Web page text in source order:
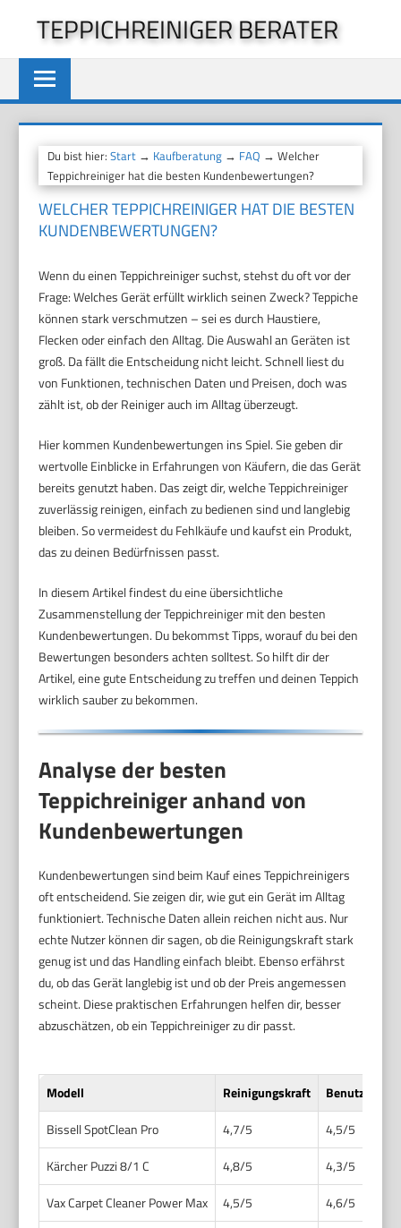
springen
TEPPICHREINIGER BERATER
Du bist hier:Start → Kaufberatung → FAQ → Welcher
Teppichreiniger hat die besten Kundenbewertungen?
WELCHER TEPPICHREINIGER HAT DIE BESTEN
KUNDENBEWERTUNGEN?
Wenn du einen Teppichreiniger suchst, stehst du oft vor der
Frage: Welches Gerät erfüllt wirklich seinen Zweck? Teppiche
können stark verschmutzen – sei es durch Haustiere,
Flecken oder einfach den Alltag. Die Auswahl an Geräten ist
groß. Da fällt die Entscheidung nicht leicht. Schnell liest du
von Funktionen, technischen Daten und Preisen, doch was
zählt ist, ob der Reiniger auch im Alltag überzeugt.
Hier kommen Kundenbewertungen ins Spiel. Sie geben dir
wertvolle Einblicke in Erfahrungen von Käufern, die das Gerät
bereits genutzt haben. Das zeigt dir, welche Teppichreiniger
zuverlässig reinigen, einfach zu bedienen sind und langlebig
bleiben. So vermeidest du Fehlkäufe und kaufst ein Produkt,
das zu deinen Bedürfnissen passt.
In diesem Artikel findest du eine übersichtliche
Zusammenstellung der Teppichreiniger mit den besten
Kundenbewertungen. Du bekommst Tipps, worauf du bei den
Bewertungen besonders achten solltest. So hilft dir der
Artikel, eine gute Entscheidung zu treffen und deinen Teppich
wirklich sauber zu bekommen.
Analyse der besten
Teppichreiniger anhand von
Kundenbewertungen
Kundenbewertungen sind beim Kauf eines Teppichreinigers
oft entscheidend. Sie zeigen dir, wie gut ein Gerät im Alltag
funktioniert. Technische Daten allein reichen nicht aus. Nur
echte Nutzer können dir sagen, ob die Reinigungskraft stark
genug ist und das Handling einfach bleibt. Ebenso erfährst
du, ob das Gerät langlebig ist und ob der Preis angemessen
scheint. Diese praktischen Erfahrungen helfen dir, besser
abzuschätzen, ob ein Teppichreiniger zu dir passt.
Modell Reinigungskraft
Bissell SpotClean Pro
4,7/5
4,5/5
Kärcher Puzzi 8/1 C
4,8/5
4,3/5
Vax Carpet Cleaner Power Max
4,5/5
4,6/5